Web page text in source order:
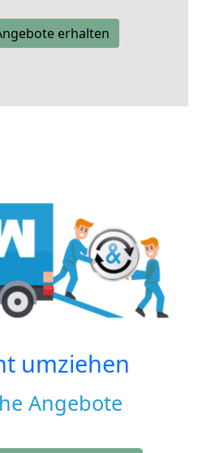
erhalten
umziehen
Angebote